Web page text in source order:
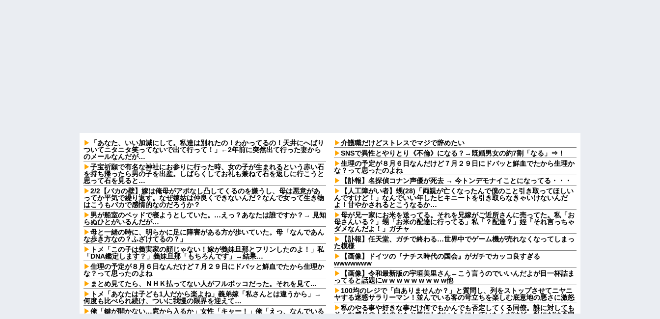
「あなた、いい加減にして。私達は別れたの！わかってるの！天井にへばり
ついてニタニタ笑ってないで出て行って！」←2年前に突然出て行った妻から
のメールなんだが…
子宝祈願で有名な神社にお参りに行った時、女の子が生まれるという赤い石
を持ち帰ったら男の子を出産。しばらくしてお礼も兼ねて石を返しに行こうと
思って石を見ると…
2/2【バカの壁】嫁は俺母がアポなし凸してくるのを嫌うし、母は悪意があ
ってか平気で繰り返す。なぜ嫁姑は仲良くできないんだ？なんで女って生き物
はこうもバカで感情的なのだろうか？
男が船室のベッドで寝ようとしていた。…えっ？あなたは誰ですか？→ 見知
らぬひとがいるんだが…
母と一緒の時に、明らかに足に障害がある方が歩いていた。母「なんであん
な歩き方なの？ふざけてるの？」
トメ「この子は義実家の顔じゃない！嫁が義妹旦那とフリンしたのよ！」私
「DNA鑑定します？」義妹旦那「もちろんです」→結果…
生理の予定が８月６日なんだけど７月２９日にドバッと鮮血でたから生理か
な？って思ったのよね
まとめ見てたら、ＮＨＫ払ってない人がフルボッコだった。それを見て...
トメ「あなたは子ども1人だから楽よね」義弟嫁「私さんとは違うから」→
何度も比べられ続け、ついに我慢の限界を迎えて…
俺「鍵が開かない…窓から入るか」女性「キャー！」俺「えっ、なんでいる
介護職だけどストレスでマジで辞めたい
SNSで異性とやりとり《不倫》になる？→既婚男女の約7割「なる」⇒！
生理の予定が８月６日なんだけど７月２９日にドバッと鮮血でたから生理か
な？って思ったのよね
【訃報】名探偵コナン声優が死去 → 今トンデモナイことになってる・・・
【人工障がい者】甥(28)「両親が亡くなったんで僕のこと引き取ってほしい
んですけど！」なんでいい年したヒキニートを引き取らなきゃいけないんだ
よ！甘やかされるとこうなるか…
母が兄一家にお米を送ってる。それを兄嫁がご近所さんに売ってた。私「お
母さんいる？」甥「お米の配達に行ってる」私「？配達？」姪「それ言っちゃ
ダメなんだよ！」ガチャ
【訃報】任天堂、ガチで終わる…世界中でゲーム機が売れなくなってしまっ
た模様
【画像】ドイツの『ナチス時代の国会』がガチでカッコ良すぎる
wwwwwww
【画像】令和最新版の宇垣美里さん←こう言うのでいいんだよが目一杯詰ま
ってると話題にw w w w w w w w w他
100均のレジで「白ありませんか？」と質問し、列をストップさせてニヤニ
ヤする迷惑サラリーマン！並んでいる客の苛立ちを楽しむ底意地の悪さに激怒
私のやる事や好きな事だけ何でもかんでも否定してくる同僚。誰に対しても
そんな感じの人なのかもと気にしないようにしていたんだけど、私にだけ否定